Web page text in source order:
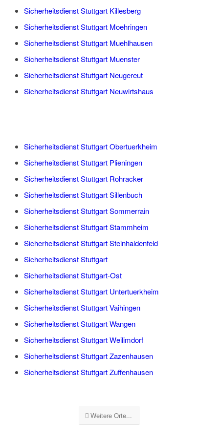
Sicherheitsdienst Stuttgart Killesberg
Sicherheitsdienst Stuttgart Moehringen
Sicherheitsdienst Stuttgart Muehlhausen
Sicherheitsdienst Stuttgart Muenster
Sicherheitsdienst Stuttgart Neugereut
Sicherheitsdienst Stuttgart Neuwirtshaus
Sicherheitsdienst Stuttgart Obertuerkheim
Sicherheitsdienst Stuttgart Plieningen
Sicherheitsdienst Stuttgart Rohracker
Sicherheitsdienst Stuttgart Sillenbuch
Sicherheitsdienst Stuttgart Sommerrain
Sicherheitsdienst Stuttgart Stammheim
Sicherheitsdienst Stuttgart Steinhaldenfeld
Sicherheitsdienst Stuttgart
Sicherheitsdienst Stuttgart-Ost
Sicherheitsdienst Stuttgart Untertuerkheim
Sicherheitsdienst Stuttgart Vaihingen
Sicherheitsdienst Stuttgart Wangen
Sicherheitsdienst Stuttgart Weilimdorf
Sicherheitsdienst Stuttgart Zazenhausen
Sicherheitsdienst Stuttgart Zuffenhausen
Weitere Orte...